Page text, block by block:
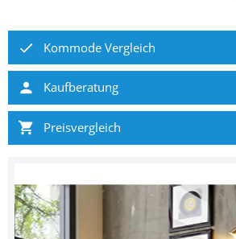
Kommode Vergleich
Kaufberatung
Preisvergleich